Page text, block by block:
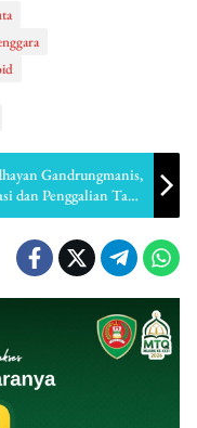
Gandrungmanis,
dan Penggalian Tari